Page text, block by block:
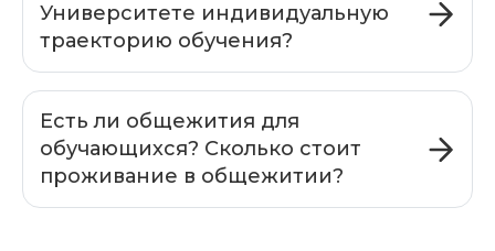
Университете индивидуальную
траекторию обучения?
Есть ли общежития для
обучающихся? Сколько стоит
проживание в общежитии?